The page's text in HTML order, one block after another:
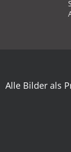
Alle Bilder als